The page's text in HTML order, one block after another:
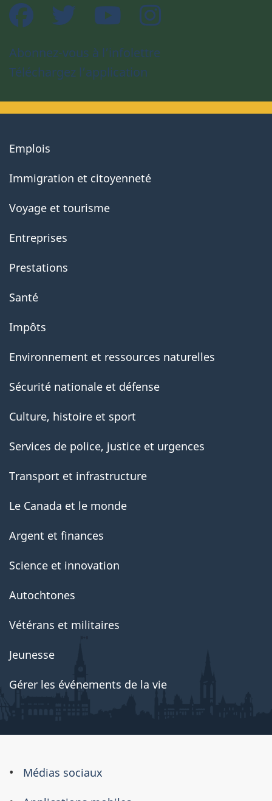
Facebook Twitter YouTube
Abonnez-vous à l’infolettre
Téléchargez l’application
About
government
Emplois
Immigration et citoyenneté
Voyage et tourisme
Entreprises
Prestations
Santé
Impôts
Environnement et ressources naturelles
Sécurité nationale et défense
Culture, histoire et sport
Services de police, justice et urgences
Transport et infrastructure
Le Canada et le monde
Argent et finances
Science et innovation
Autochtones
Vétérans et militaires
Jeunesse
Gérer les événements de la vie
À
propos
Médias sociaux